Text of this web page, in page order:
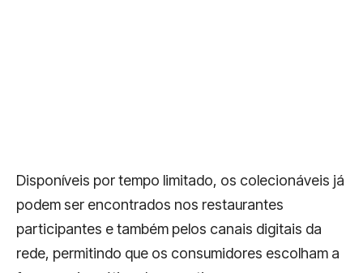
Disponíveis por tempo limitado, os colecionáveis já
podem ser encontrados nos restaurantes
participantes e também pelos canais digitais da
rede, permitindo que os consumidores escolham a